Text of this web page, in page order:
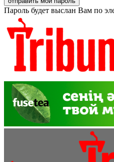
Пароль будет выслан Вам по